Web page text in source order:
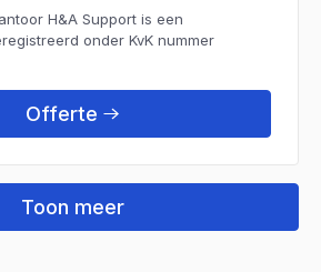
H&A Support is een
onder KvK nummer
Offerte
Toon meer